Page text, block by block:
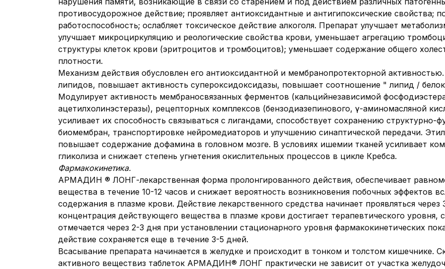
противосудорожное действие; проявляет антиоксидантные и антигипоксические
работоспособность; ослабляет токсическое действие алкоголя. Препарат улучшает
улучшает микроциркуляцию и реологические свойства крови, уменьшает агрегацию
структуры клеток крови (эритроцитов и тромбоцитов); уменьшает содержание общего
плотности.
Механизм действия обусловлен его антиоксидантной и мембранопротекторной
липидов, повышает активность супероксидоксидазы, повышает соотношение " липид /
Модулирует активность мембраносвязанных ферментов (кальцийнезависимой
ацетилхолинэстеразы), рецепторных комплексов (бензодиазепинового, γ-аминомасляной
усиливает их способность связываться с лигандами, способствует сохранению структурно-
биомембран, транспортировке нейромедиаторов и улучшению синаптической передачи.
повышает содержание дофамина в головном мозге. В условиях ишемии тканей усиливает
гликолиза и снижает степень угнетения окислительных процессов в цикле Кребса.
Фармакокинетика.
АРМАДИН ® ЛОНГ-лекарственная форма пролонгированного действия, обеспечивает
вещества в течение 10-12 часов и снижает вероятность возникновения побочных эффектов
содержания в плазме крови. Действие лекарственного средства начинает проявляться
концентрация действующего вещества в плазме крови достигает терапевтического уровня,
отмечается через 2-3 дня при установлении стационарного уровня фармакокинетических
действие сохраняется еще в течение 3-5 дней.
Всасывание препарата начинается в желудке и происходит в тонком и толстом кишечнике.
активного веществиз таблеток АРМАДИН® ЛОНГ практически не зависит от участка